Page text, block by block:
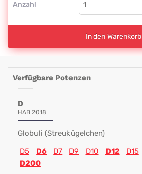
Anzahl
In den Warenkorb
Verfügbare Potenzen
D
HAB 2018
Globuli (Streukügelchen)
D5
D6 D7 D9 D10 D12 D15
D200